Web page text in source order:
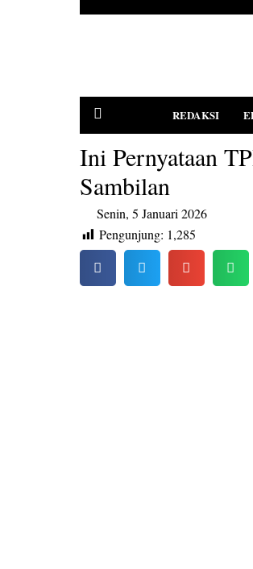
REDAKSI
Ini Pernyataan
Sambilan
Senin, 5 Januari 2026
Pengunjung: 1,285